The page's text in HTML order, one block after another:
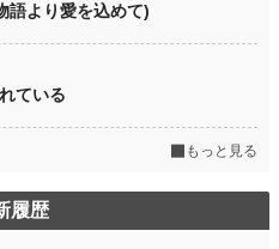
語より愛を込めて)
ている
もっと見る
履歴